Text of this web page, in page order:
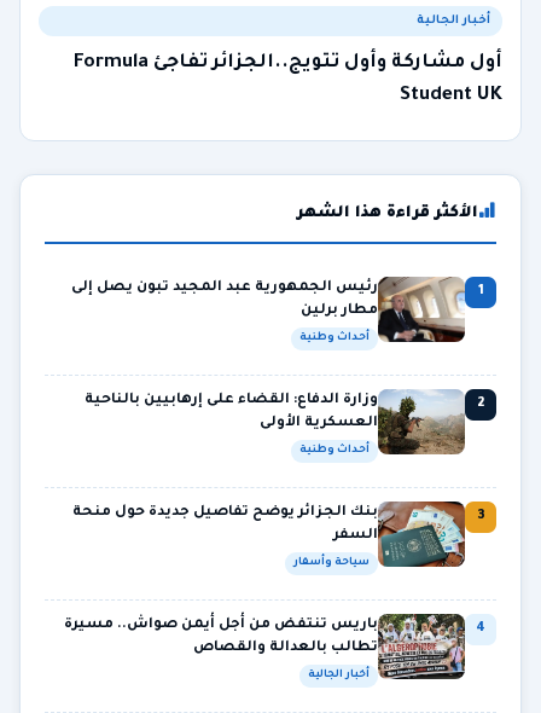
أخبار الجالية
أول مشاركة وأول تتويج..الجزائر تفاجئ Formula
Student UK
الأكثر قراءة هذا الشهر
1
رئيس الجمهورية عبد المجيد تبون يصل إلى
مطار برلين
أحداث وطنية
2
وزارة الدفاع: القضاء على إرهابيين بالناحية
العسكرية الأولى
أحداث وطنية
3
بنك الجزائر يوضح تفاصيل جديدة حول منحة
السفر
سياحة وأسفار
4
باريس تنتفض من أجل أيمن صواش.. مسيرة
تطالب بالعدالة والقصاص
أخبار الجالية